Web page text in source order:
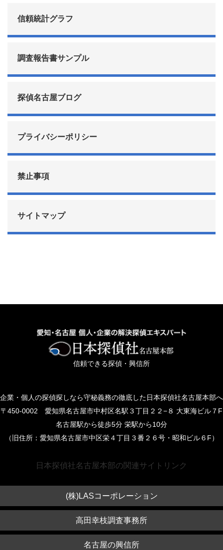
信頼統計グラフ
調査報告書サンプル
探偵名古屋ブログ
プライバシーポリシー
禁止事項
サイトマップ
信頼できる探偵・興信所
企業・個人の探偵探しなら守秘義務の徹底した日本探偵社名古屋本部へ
〒450-0002 愛知県名古屋市中村区名駅３丁目２２−８ 大東海ビル７F
名古屋駅から徒歩5分 栄駅から10分
（旧住所：愛知県名古屋市中区栄４丁目３番２６号・昭和ビル６F）
日本探偵社名古屋本部の関連サイトリンク
(株)LASコーポレーション
高田幸枝調査事務所
名古屋の興信所